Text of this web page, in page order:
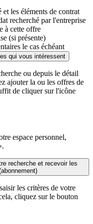
les éléments de contrat
recherché par l'entreprise
à cette offre
(si présente)
le cas échéant
qui vous intéressent
ou depuis le détail
ajouter la ou les offres de
de cliquer sur l'icône
espace personnel,
recherche et recevoir les
les critères de votre
cliquez sur le bouton